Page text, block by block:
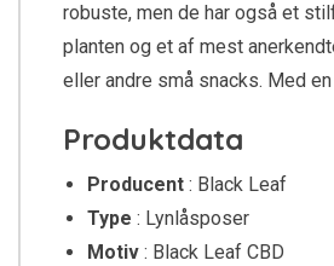
robuste, men de har også et
planten og et af mest
eller andre små snacks. Med
Produktdata
Producent : Black Leaf
Type : Lynlåsposer
Motiv : Black Leaf CBD